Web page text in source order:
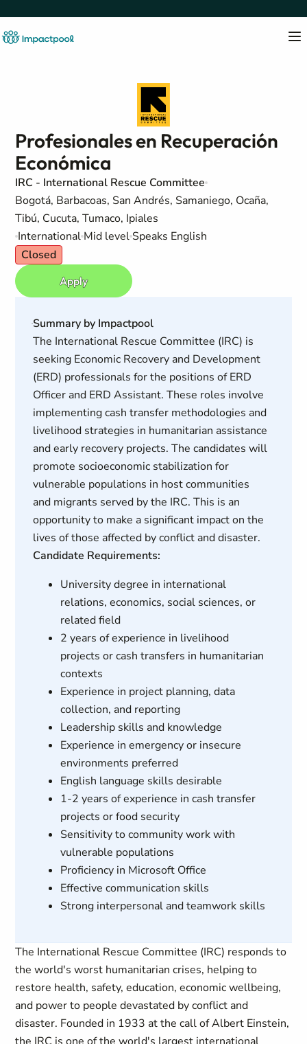
Profesionales en Recuperación
Económica
IRC - International Rescue Committee
Bogotá, Barbacoas, San Andrés, Samaniego, Ocaña,
Tibú, Cucuta, Tumaco, Ipiales
International Mid level Speaks English
Closed
Apply
Summary by Impactpool
The International Rescue Committee (IRC) is
seeking Economic Recovery and Development
(ERD) professionals for the positions of ERD
Officer and ERD Assistant. These roles involve
implementing cash transfer methodologies and
livelihood strategies in humanitarian assistance
and early recovery projects. The candidates will
promote socioeconomic stabilization for
vulnerable populations in host communities
and migrants served by the IRC. This is an
opportunity to make a significant impact on the
lives of those affected by conflict and disaster.
Candidate Requirements:
University degree in international
relations, economics, social sciences, or
related field
2 years of experience in livelihood
projects or cash transfers in humanitarian
contexts
Experience in project planning, data
collection, and reporting
Leadership skills and knowledge
Experience in emergency or insecure
environments preferred
English language skills desirable
1-2 years of experience in cash transfer
projects or food security
Sensitivity to community work with
vulnerable populations
Proficiency in Microsoft Office
Effective communication skills
Strong interpersonal and teamwork skills
The International Rescue Committee (IRC) responds to
the world's worst humanitarian crises, helping to
restore health, safety, education, economic wellbeing,
and power to people devastated by conflict and
disaster. Founded in 1933 at the call of Albert Einstein,